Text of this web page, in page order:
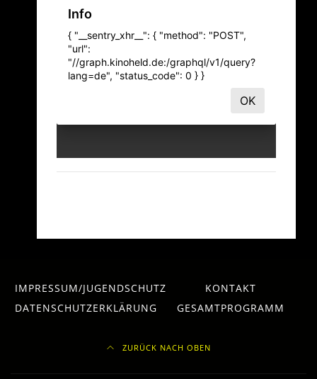
IMPRESSUM/JUGENDSCHUTZ
KONTAKT
DATENSCHUTZERKLÄRUNG
GESAMTPROGRAMM
ZURÜCK NACH OBEN